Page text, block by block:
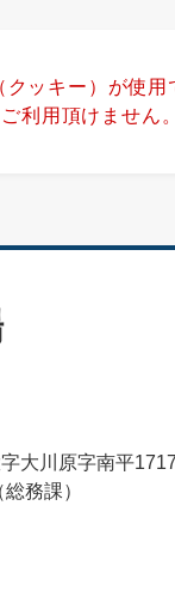
ッキー）が使
利用頂けません。
大川原字南平1717
務課）